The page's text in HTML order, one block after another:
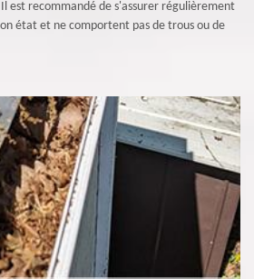
est recommandé de s'assurer régulièrement
état et ne comportent pas de trous ou de